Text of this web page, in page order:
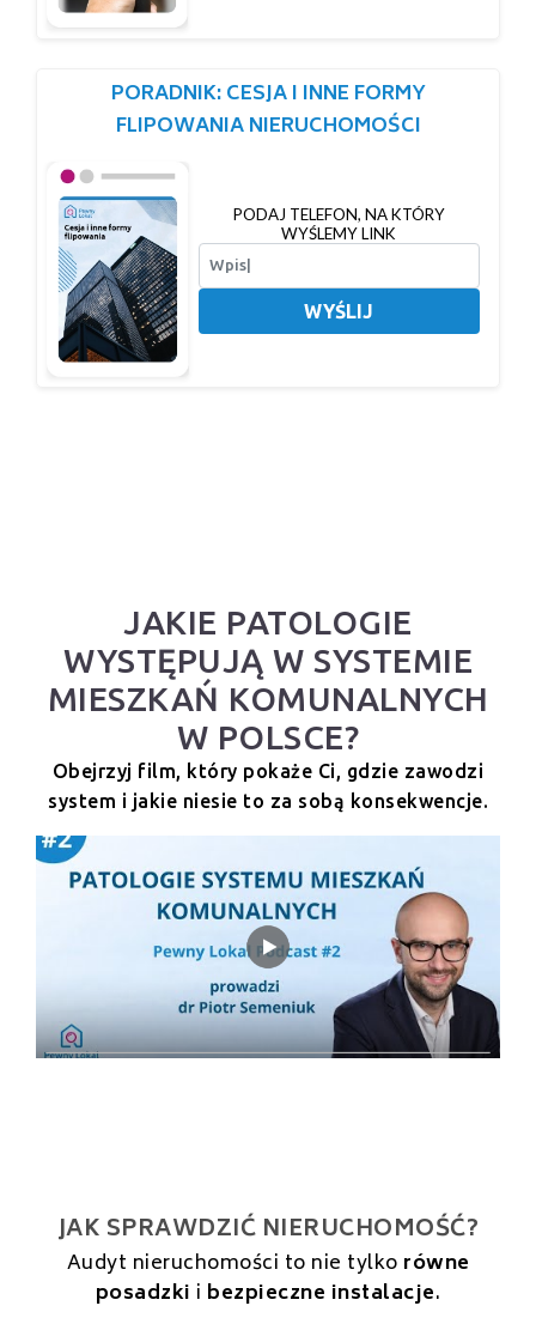
PORADNIK: CESJA I INNE FORMY
FLIPOWANIA NIERUCHOMOŚCI
PODAJ TELEFON, NA KTÓRY
WYŚLEMY LINK
WYŚLIJ
JAKIE PATOLOGIE
WYSTĘPUJĄ W SYSTEMIE
MIESZKAŃ KOMUNALNYCH
W POLSCE?
Obejrzyj film, który pokaże Ci, gdzie zawodzi
system i jakie niesie to za sobą konsekwencje.
JAK SPRAWDZIĆ NIERUCHOMOŚĆ?
Audyt nieruchomości to nie tylko równe
posadzki i bezpieczne instalacje.